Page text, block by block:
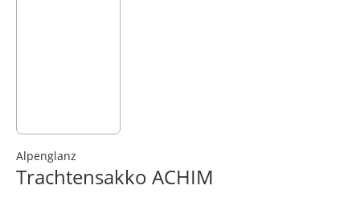
Alpenglanz
Trachtensakko ACHIM